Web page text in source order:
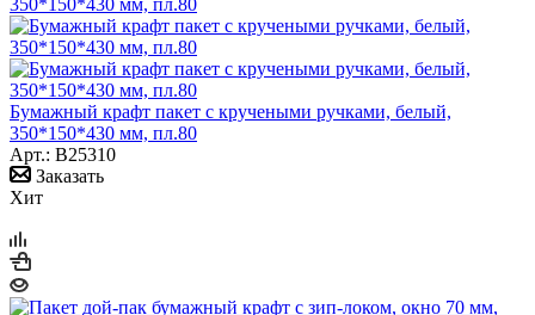
Бумажный крафт пакет с кручеными ручками, белый,
350*150*430 мм, пл.80
Арт.: B25310
Заказать
Хит